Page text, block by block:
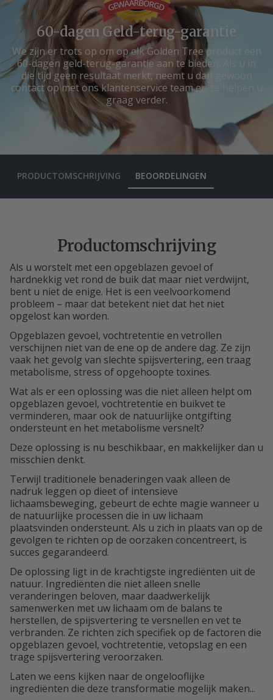
60-dagen Geld-terug-garantie
We zijn er trots op om op elk Golden Tree product een
60-dagen geld-terug-garantie aan te bieden. Als u in
die tijd geen resultaat merkt, neemt u dan gewoon
contact op met ons klantenservice team en ze helpen u
graag verder.
PRODUCTOMSCHRIJVING BEOORDELINGEN
Productomschrijving
Als u worstelt met een opgeblazen gevoel of
hardnekkig vet rond de buik dat maar niet verdwijnt,
bent u niet de enige. Het is een veelvoorkomend
probleem – maar dat betekent niet dat het niet
opgelost kan worden.
Opgeblazen gevoel, vochtretentie en vetrollen
verschijnen niet van de ene op de andere dag. Ze zijn
vaak het gevolg van slechte spijsvertering, een traag
metabolisme, stress of opgehoopte toxines.
Wat als er een oplossing was die niet alleen helpt om
opgeblazen gevoel, vochtretentie en buikvet te
verminderen, maar ook de natuurlijke ontgifting
ondersteunt en het metabolisme versnelt?
Deze oplossing is nu beschikbaar, en makkelijker dan u
misschien denkt.
Terwijl traditionele benaderingen vaak alleen de
nadruk leggen op dieet of intensieve
lichaamsbeweging, gebeurt de echte magie wanneer u
de natuurlijke processen die in uw lichaam
plaatsvinden ondersteunt. Als u zich in plaats van op de
gevolgen te richten op de oorzaken concentreert, is
succes gegarandeerd.
De oplossing ligt in de krachtigste ingrediënten uit de
natuur. Ingrediënten die niet alleen snelle
veranderingen beloven, maar daadwerkelijk
samenwerken met uw lichaam om de balans te
herstellen, de spijsvertering te versnellen en vet te
verbranden. Ze richten zich specifiek op de factoren die
opgeblazen gevoel, vochtretentie, vetopslag en een
trage spijsvertering veroorzaken.
Laten we eens kijken naar de ongelooflijke
ingrediënten die deze transformatie mogelijk maken...